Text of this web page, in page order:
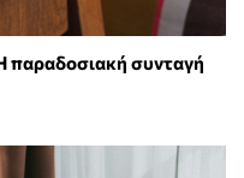
παραδοσιακή συνταγή